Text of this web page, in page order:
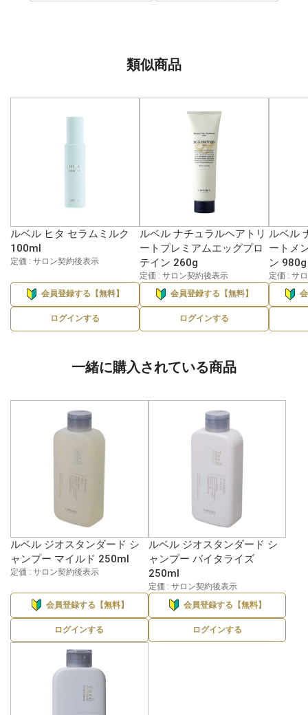
類似商品
ルベル ヒタ セラムミルク
100ml
定価 : サロン契約後表示
会員登録する【無料】
ログインする
ルベル ナチュラルヘアトリ
ートプレミアムエッグプロ
テイン 260g
定価 : サロン契約後表示
会員登録する【無料】
ログインする
ルベル
ートメ
ン 980g
定価 : サ
一緒に購入されている商品
ルベル ジオスタンダード シ
ャンプー マイルド 250ml
定価 : サロン契約後表示
会員登録する【無料】
ログインする
ルベル ジオスタンダード シ
ャンプー バイタライズ
250ml
定価 : サロン契約後表示
会員登録する【無料】
ログインする